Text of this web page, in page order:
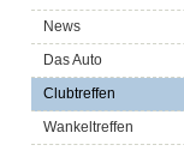
News
Das Auto
Clubtreffen
Wankeltreffen